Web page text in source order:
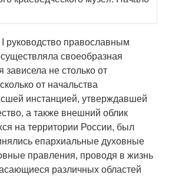
руководство православным
своеобразная
зависела не столько от
от начальства
инстанцией, утверждавшей
а также внешний облик
на территории России, был
епархиальные духовные
правления, проводя в жизнь
различных областей